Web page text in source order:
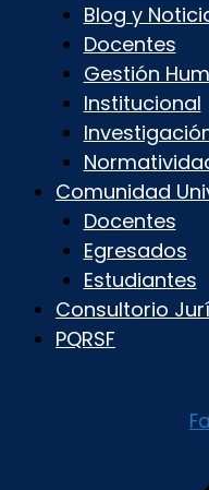
Blog y
Docentes
Gestión
Institucional
Comunidad
Docentes
Egresados
Estudiantes
Consultorio
PQRSF